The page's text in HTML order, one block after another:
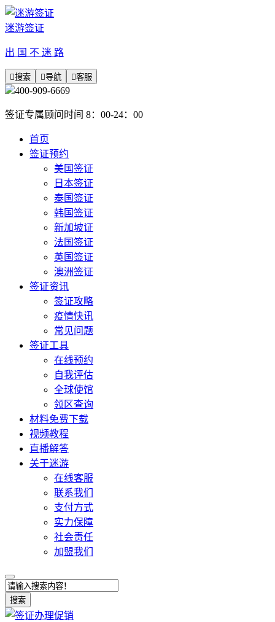
迷游签证
出 国 不 迷 路
搜索 导航 客服
400-909-6669
签证专属顾问时间 8：00-24：00
首页
签证预约
美国签证
日本签证
泰国签证
韩国签证
新加坡证
法国签证
英国签证
澳洲签证
签证资讯
签证攻略
疫情快讯
常见问题
签证工具
在线预约
自我评估
全球使馆
领区查询
材料免费下载
视频教程
直播解答
关于迷游
在线客服
联系我们
支付方式
实力保障
社会责任
加盟我们
搜索